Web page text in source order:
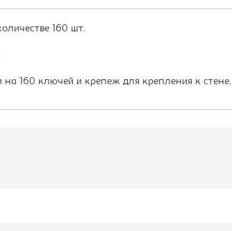
160 шт.
160 ключей и крепеж для крепления к стене.